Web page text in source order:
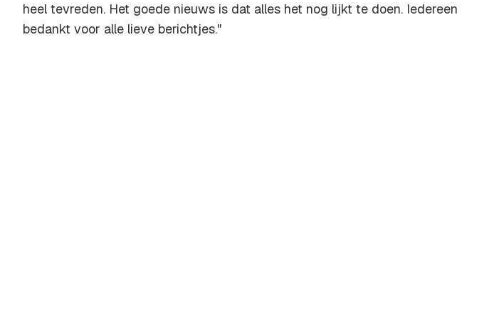
heel tevreden. Het goede nieuws is dat alles het nog lijkt te doen. Iedereen
bedankt voor alle lieve berichtjes."